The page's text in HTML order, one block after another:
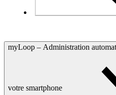
myLoop – Administration
votre smartphone